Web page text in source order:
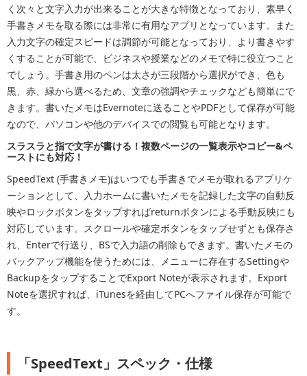
く次々と文字入力が出来ることが大きな特徴となっており、素早く
手書きメモを取る際には非常に有用なアプリとなっています。また
入力文字の確定スピードは調節が可能となっており、より書きやす
くすることが可能で、ビジネスや授業などのメモで特に役立つこと
でしょう。手書き用のペンは太さが三段階から選択ができ、色も
黒、赤、緑から選べるため、文章の強調やチェックなども簡単にで
きます。書いたメモはEvernoteに送ることやPDFとして保存が可能
なので、パソコンや他のデバイスでの閲覧も可能となります。
スラスラと指で文字が書ける！複数ページの一覧表示やコピー&ペ
ーストにも対応！
SpeedText (手書きメモ)はいつでも手書きでメモが取れるアプリケ
ーションとして、入力ホームに書いたメモを記録した文字の自動反
映やロックボタンをタップすればreturnボタンによる手動反映にも
対応しています。スクロールや確定ボタンをタップせずとも保存さ
れ、Enterで行送り、BSで入力語の削除もできます。書いたメモの
バックアップ機能を使うためには、メニューに存在するSettingや
BackupをタップすることでExport Noteが表示されます。Export
Noteを選択すれば、iTunesを経由してPCへファイル保存が可能で
す。
「SpeedText」スペック・仕様